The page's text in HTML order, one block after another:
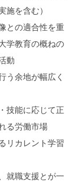
を含む）
との適合性を重
学教育の概ねの
動
余地が幅広く
技能に応じて正
る労働市場
リカレント学習
就職支援とが一